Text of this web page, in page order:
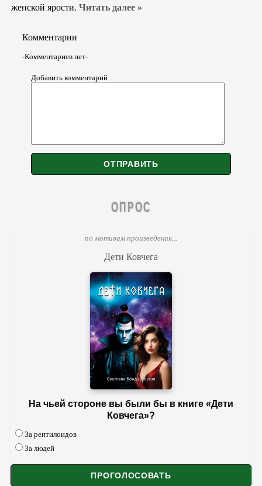
женской ярости. Читать далее »
Комментарии
-Комментариев нет-
Добавить комментарий
ОПРОС
по мотивам произведения...
Дети Ковчега
На чьей стороне вы были бы в книге «Дети
Ковчега»?
За рептилоидов
За людей